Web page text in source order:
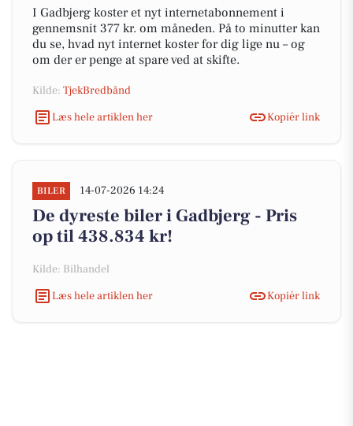
I Gadbjerg koster et nyt internetabonnement i
gennemsnit 377 kr. om måneden. På to minutter kan
du se, hvad nyt internet koster for dig lige nu – og
om der er penge at spare ved at skifte.
Kilde: TjekBredbånd
Læs hele artiklen her
Kopiér link
BILER 14-07-2026 14:24
De dyreste biler i Gadbjerg - Pris
op til 438.834 kr!
Kilde: Bilhandel
Læs hele artiklen her
Kopiér link